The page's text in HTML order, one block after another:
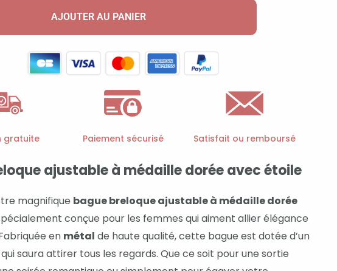
AJOUTER AU PANIER
gratuite Paiement sécurisé Satisfait ou remboursé
ajustable à médaille dorée avec étoile
magnifique bague breloque ajustable à médaille dorée
conçue pour les femmes qui aiment allier élégance
en métal de haute qualité, cette bague est dotée d’un
saura attirer tous les regards. Que ce soit pour une sortie